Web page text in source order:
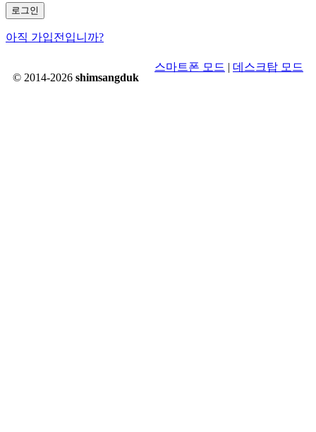
로그인
아직 가입전입니까?
© 2014-2026 shimsangduk
스마트폰 모드 | 데스크탑 모드